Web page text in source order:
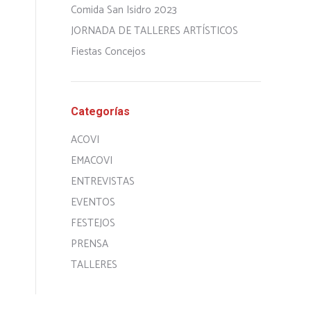
Comida San Isidro 2023
JORNADA DE TALLERES ARTÍSTICOS
Fiestas Concejos
Categorías
ACOVI
EMACOVI
ENTREVISTAS
EVENTOS
FESTEJOS
PRENSA
TALLERES